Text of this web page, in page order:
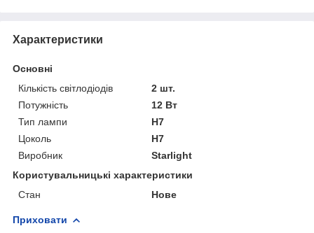
Характеристики
Основні
Кількість світлодіодів
2 шт.
Потужність
12 Вт
Тип лампи
H7
Цоколь
H7
Виробник
Starlight
Користувальницькі характеристики
Стан
Нове
Приховати